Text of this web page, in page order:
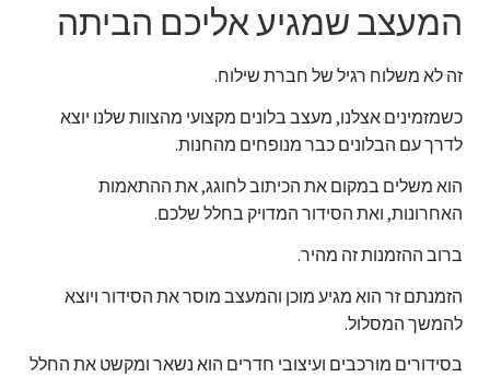
המעצב שמגיע אליכם הביתה
זה לא משלוח רגיל של חברת שילוח.
כשמזמינים אצלנו, מעצב בלונים מקצועי מהצוות שלנו יוצא
לדרך עם הבלונים כבר מנופחים מהחנות.
הוא משלים במקום את הכיתוב לחוגג, את ההתאמות
האחרונות, ואת הסידור המדויק בחלל שלכם.
ברוב ההזמנות זה מהיר.
הזמנתם זר הוא מגיע מוכן והמעצב מוסר את הסידור ויוצא
להמשך המסלול.
בסידורים מורכבים ועיצובי חדרים הוא נשאר ומקשט את החלל